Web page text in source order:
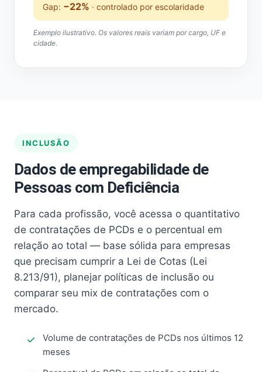
Gap: −22% · controlado por escolaridade
Exemplo ilustrativo. Os valores reais variam por cargo, UF e
cidade.
INCLUSÃO
Dados de empregabilidade de
Pessoas com Deficiência
Para cada profissão, você acessa o quantitativo
de contratações de PCDs e o percentual em
relação ao total — base sólida para empresas
que precisam cumprir a Lei de Cotas (Lei
8.213/91), planejar políticas de inclusão ou
comparar seu mix de contratações com o
mercado.
Volume de contratações de PCDs nos últimos 12
meses